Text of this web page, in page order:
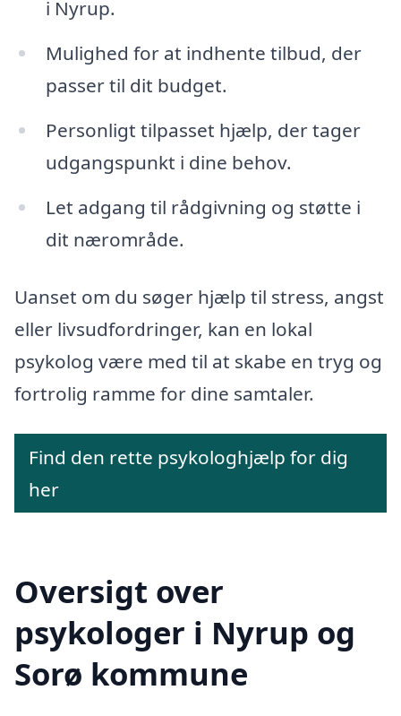
i Nyrup.
Mulighed for at indhente tilbud, der
passer til dit budget.
Personligt tilpasset hjælp, der tager
udgangspunkt i dine behov.
Let adgang til rådgivning og støtte i
dit nærområde.
Uanset om du søger hjælp til stress, angst
eller livsudfordringer, kan en lokal
psykolog være med til at skabe en tryg og
fortrolig ramme for dine samtaler.
Find den rette psykologhjælp for dig
her
Oversigt over
psykologer i Nyrup og
Sorø kommune